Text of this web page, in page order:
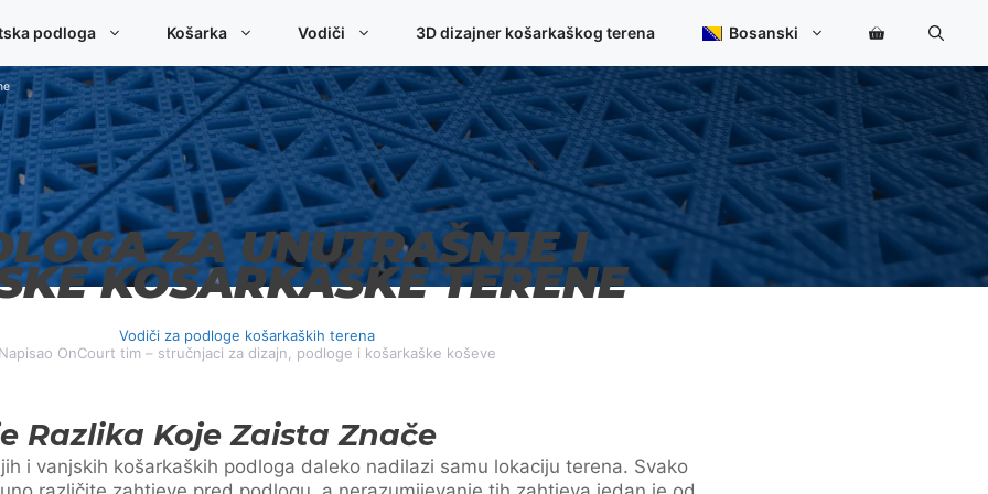
podloga Košarka Vodiči 3D dizajner košarkaškog terena Bosanski
ZA UNUTRAŠNJE I
KOŠARKAŠKE TERENE
Vodiči za podloge košarkaških terena
Napisao OnCourt tim – stručnjaci za dizajn, podloge i košarkaške koševe
Razlika Koje Zaista Znače
i vanjskih košarkaških podloga daleko nadilazi samu lokaciju terena. Svako